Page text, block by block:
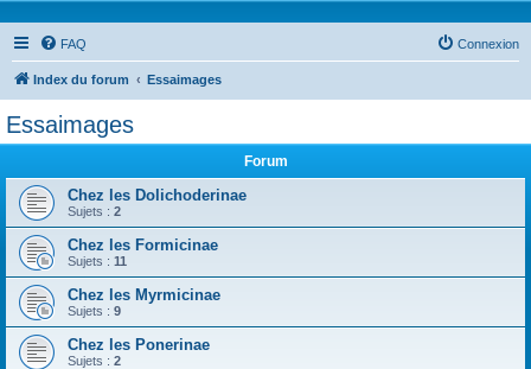
FAQ Connexion
Index du forum Essaimages
Essaimages
Forum
Chez les Dolichoderinae
Sujets : 2
Chez les Formicinae
Sujets : 11
Chez les Myrmicinae
Sujets : 9
Chez les Ponerinae
Sujets : 2